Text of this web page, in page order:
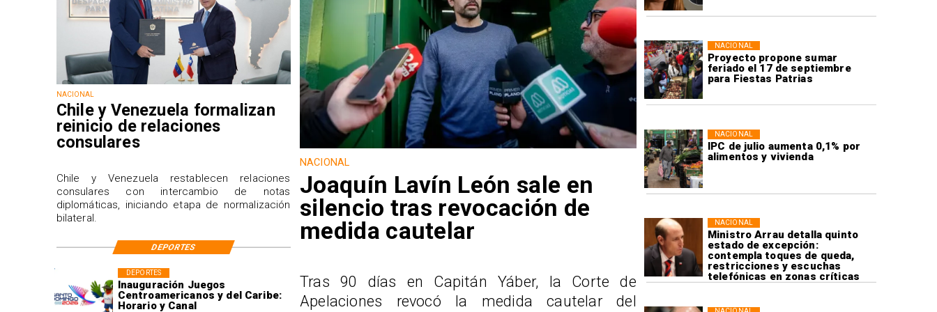
Proyecto propone sumar
feriado el 17 de septiembre
para Fiestas Patrias
NACIONAL
IPC de julio aumenta 0,1% por
alimentos y vivienda
NACIONAL
Ministro Arrau detalla quinto
estado de excepción:
contempla toques de queda,
restricciones y escuchas
telefónicas en zonas críticas
NACIONAL
Inauguración Juegos
Centroamericanos y del Caribe:
Horario y Canal
DEPORTES
NACIONAL
Chile y Venezuela formalizan
reinicio de relaciones
consulares
Chile y Venezuela restablecen relaciones
consulares con intercambio de notas
diplomáticas, iniciando etapa de normalización
bilateral.
NACIONAL
Joaquín Lavín León sale en
silencio tras revocación de
medida cautelar
Tras 90 días en Capitán Yáber, la Corte de
Apelaciones revocó la medida cautelar del
DEPORTES